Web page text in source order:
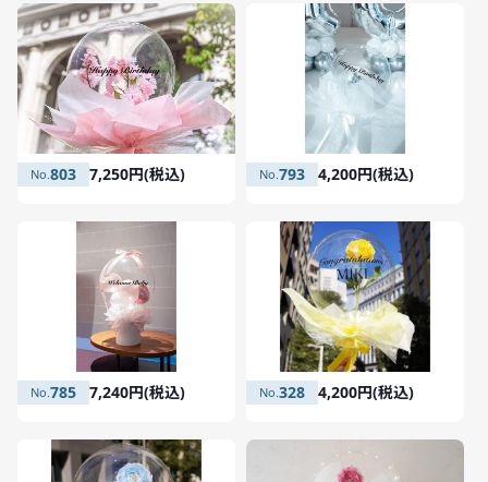
803 7,250円(税込) 793 4,200円(税込)
785 7,240円(税込) 328 4,200円(税込)